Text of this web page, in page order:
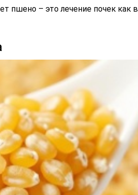
пшено – это лечение почек как в